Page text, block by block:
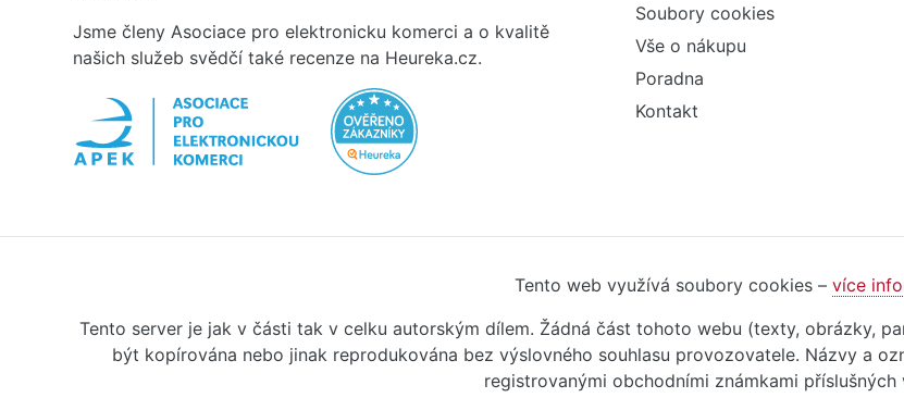
Jsme členy Asociace pro elektronicku komerci a o kvalitě
našich služeb svědčí také recenze na Heureka.cz.
Soubory cookies
Vše o nákupu
Poradna
Kontakt
Tento web využívá soubory cookies – více
Tento server je jak v části tak v celku autorským dílem. Žádná část tohoto webu (texty, obrázky,
být kopírována nebo jinak reprodukována bez výslovného souhlasu provozovatele. Názvy a
registrovanými obchodními známkami příslušných